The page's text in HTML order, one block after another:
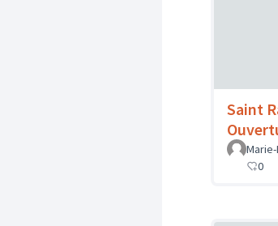
Saint
Marie-
0